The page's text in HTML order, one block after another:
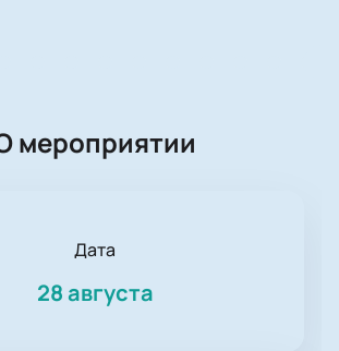
мероприятии
Дата
28 августа